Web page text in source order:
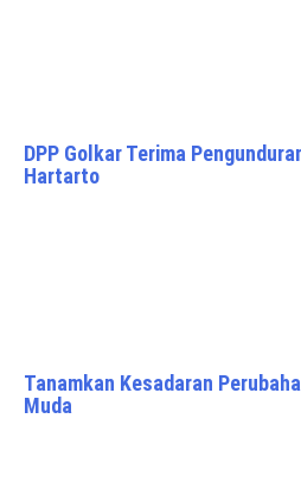
DPP Golkar Terima
Hartarto
Tanamkan Kesadaran
Muda